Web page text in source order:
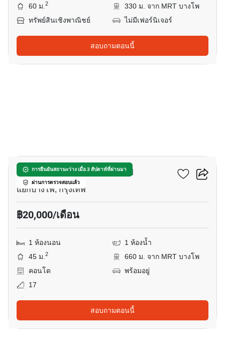
60 ม.2
330 ม. จาก MRT บางโพ
ทรัพย์สินเชิงพาณิชย์
ไม่มีเฟอร์นิเจอร์
สอบถามตอนนี้
การยืนยันสถานะว่าง เมื่อ 3 สัปดาห์ที่ผ่านมา
ผ่านการตรวจสอบแล้ว
แชปเตอร์ วัน ชายน์ บางโพ
แยกบางโพ, กรุงเทพ
฿20,000/เดือน
1 ห้องนอน
1 ห้องน้ำ
45 ม.2
660 ม. จาก MRT บางโพ
คอนโด
พร้อมอยู่
17
สอบถามตอนนี้